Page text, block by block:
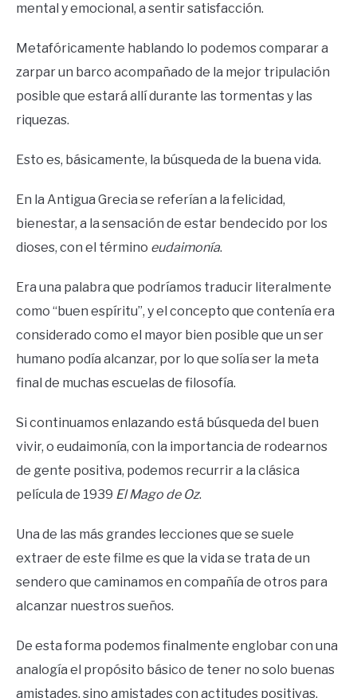
mental y emocional, a sentir satisfacción.
Metafóricamente hablando lo podemos comparar a
zarpar un barco acompañado de la mejor tripulación
posible que estará allí durante las tormentas y las
riquezas.
Esto es, básicamente, la búsqueda de la buena vida.
En la Antigua Grecia se referían a la felicidad,
bienestar, a la sensación de estar bendecido por los
dioses, con el término eudaimonía.
Era una palabra que podríamos traducir literalmente
como “buen espíritu”, y el concepto que contenía era
considerado como el mayor bien posible que un ser
humano podía alcanzar, por lo que solía ser la meta
final de muchas escuelas de filosofía.
Si continuamos enlazando está búsqueda del buen
vivir, o eudaimonía, con la importancia de rodearnos
de gente positiva, podemos recurrir a la clásica
película de 1939 El Mago de Oz.
Una de las más grandes lecciones que se suele
extraer de este filme es que la vida se trata de un
sendero que caminamos en compañía de otros para
alcanzar nuestros sueños.
De esta forma podemos finalmente englobar con una
analogía el propósito básico de tener no solo buenas
amistades, sino amistades con actitudes positivas.